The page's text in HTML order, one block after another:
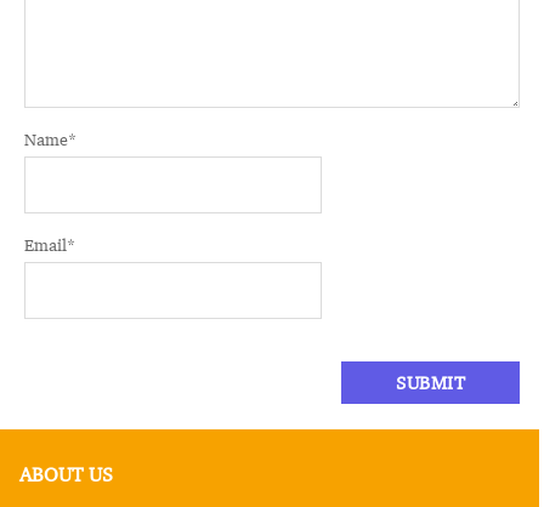
Name*
Email*
ABOUT US